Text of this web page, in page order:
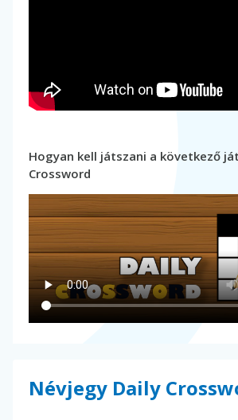
Hogyan kell játszani a következő
Crossword
Névjegy Daily